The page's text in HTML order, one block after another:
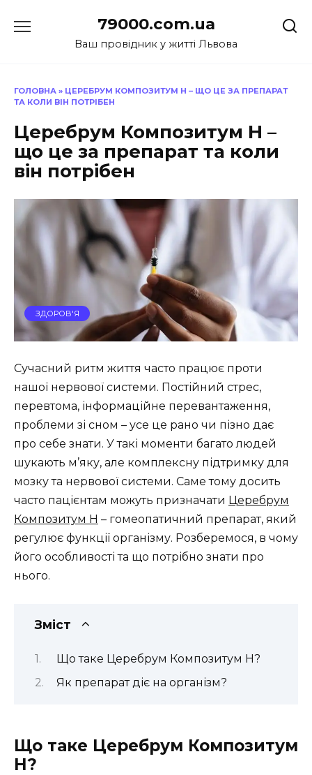
до
79000.com.ua
Ваш провідник у житті Львова
ГОЛОВНА » ЦЕРЕБРУМ КОМПОЗИТУМ Н – ЩО ЦЕ ЗА ПРЕПАРАТ
ТА КОЛИ ВІН ПОТРІБЕН
Церебрум Композитум Н –
що це за препарат та коли
він потрібен
ЗДОРОВ'Я
Сучасний ритм життя часто працює проти
нашої нервової системи. Постійний стрес,
перевтома, інформаційне перевантаження,
проблеми зі сном – усе це рано чи пізно дає
про себе знати. У такі моменти багато людей
шукають м’яку, але комплексну підтримку для
мозку та нервової системи. Саме тому досить
часто пацієнтам можуть призначати Церебрум
Композитум Н – гомеопатичний препарат, який
регулює функції організму. Розберемося, в чому
його особливості та що потрібно знати про
нього.
Зміст
Що таке Церебрум Композитум Н?
Як препарат діє на організм?
Що таке Церебрум Композитум
Н?